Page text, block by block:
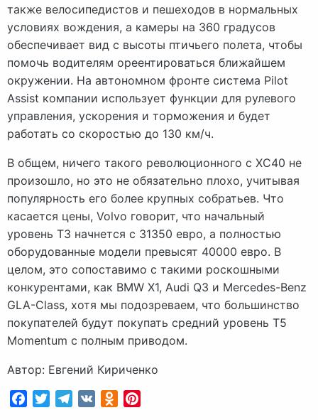
также велосипедистов и пешеходов в нормальных
условиях вождения, а камеры на 360 градусов
обеспечивает вид с высоты птичьего полета, чтобы
помочь водителям ореентироваться ближайшем
окружении. На автономном фронте система Pilot
Assist компании использует функции для рулевого
управления, ускорения и торможения и будет
работать со скоростью до 130 км/ч.
В общем, ничего такого революционного с XC40 не
произошло, но это не обязательно плохо, учитывая
популярность его более крупных собратьев. Что
касается цены, Volvo говорит, что начальный
уровень T3 начнется с 31350 евро, а полностью
оборудованные модели превысят 40000 евро. В
целом, это сопоставимо с такими роскошными
конкурентами, как BMW X1, Audi Q3 и Mercedes-Benz
GLA-Class, хотя мы подозреваем, что большинство
покупателей будут покупать средний уровень T5
Momentum с полным приводом.
Автор: Евгений Кириченко
FacebookTwitterTelegram
VK Odnoklassniki